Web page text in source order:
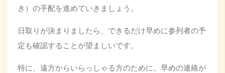
き）の手配を進めていきましょう。
日取りが決まりましたら、できるだけ早めに参列者の予
定も確認することが望ましいです。
特に、遠方からいらっしゃる方のために、早めの連絡が